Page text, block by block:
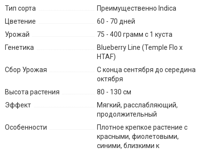
Тип сорта
Преимущественно Indica
Цветение
60 - 70 дней
Урожай
75 - 400 грамм с 1 куста
Генетика
Blueberry Line (Temple Flo x
HTAF)
Сбор Урожая
С конца сентября до середина
октября
Высота растения
80 - 130 см
Эффект
Мягкий, расслабляющий,
продолжительный
Особенности
Плотное крепкое растение с
красными, фиолетовыми,
синими, близкими к